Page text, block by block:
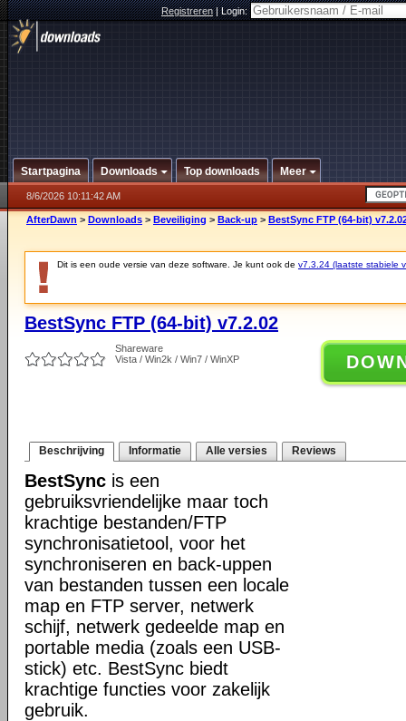
Registreren|Login:
Startpagina Downloads Top downloads Meer
8/6/2026 10:11:42 AM
AfterDawn > Downloads > Beveiliging > Back-up > BestSync FTP (64-bit)
Dit is een oude versie van deze software. Je kunt ook de v7.3.24 (laatste stabiele
BestSync FTP (64-bit) v7.2.02
Shareware
Vista / Win2k / Win7 / WinXP
Beschrijving Informatie Alle versies Reviews
BestSync is een
gebruiksvriendelijke maar toch
krachtige bestanden/FTP
synchronisatietool, voor het
synchroniseren en back-uppen
van bestanden tussen een locale
map en FTP server, netwerk
schijf, netwerk gedeelde map en
portable media (zoals een USB-
stick) etc. BestSync biedt
krachtige functies voor zakelijk
gebruik.